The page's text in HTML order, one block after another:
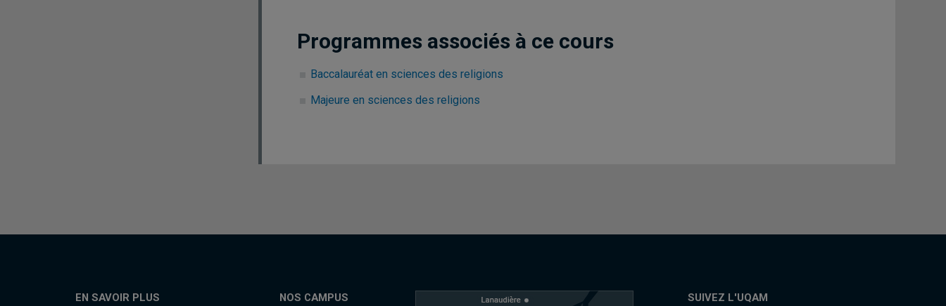
Programmes associés à ce cours
Baccalauréat en sciences des religions
Majeure en sciences des religions
EN SAVOIR PLUS NOS CAMPUS SUIVEZ L'UQAM